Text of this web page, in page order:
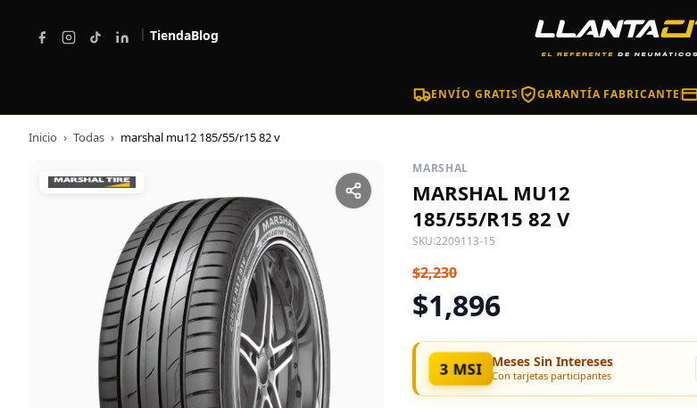
| TiendaBlog
ENVÍO GRATIS GARANTÍA FABRICANTE
Inicio › Todas › marshal mu12 185/55/r15 82 v
MARSHAL
MARSHAL MU12
185/55/R15 82 V
SKU:2209113-15
$2,230
$1,896
3 MSI Meses Sin Intereses
Con tarjetas participantes